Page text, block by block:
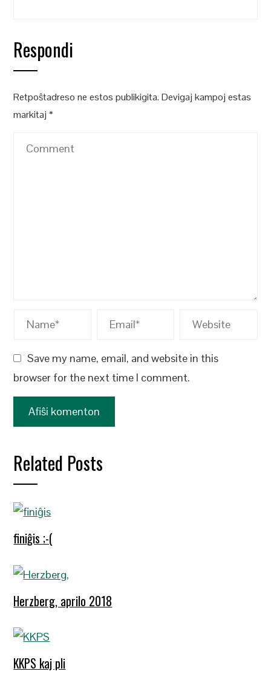
Respondi
Retpoŝtadreso ne estos publikigita. Devigaj kampoj estas
markitaj*
Save my name, email, and website in this
browser for the next time I comment.
Related Posts
finiĝis ;-(
Herzberg, aprilo 2018
KKPS kaj pli